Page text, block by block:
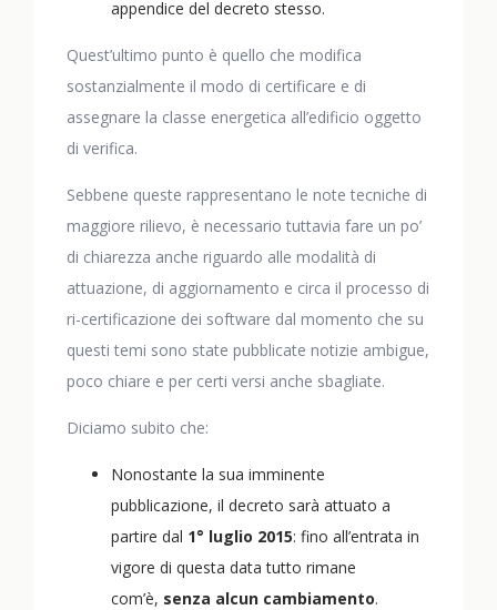
appendice del decreto stesso.
Quest’ultimo punto è quello che modifica
sostanzialmente il modo di certificare e di
assegnare la classe energetica all’edificio oggetto
di verifica.
Sebbene queste rappresentano le note tecniche di
maggiore rilievo, è necessario tuttavia fare un po’
di chiarezza anche riguardo alle modalità di
attuazione, di aggiornamento e circa il processo di
ri-certificazione dei software dal momento che su
questi temi sono state pubblicate notizie ambigue,
poco chiare e per certi versi anche sbagliate.
Diciamo subito che:
Nonostante la sua imminente
pubblicazione, il decreto sarà attuato a
partire dal 1° luglio 2015: fino all’entrata in
vigore di questa data tutto rimane
com’è, senza alcun cambiamento.